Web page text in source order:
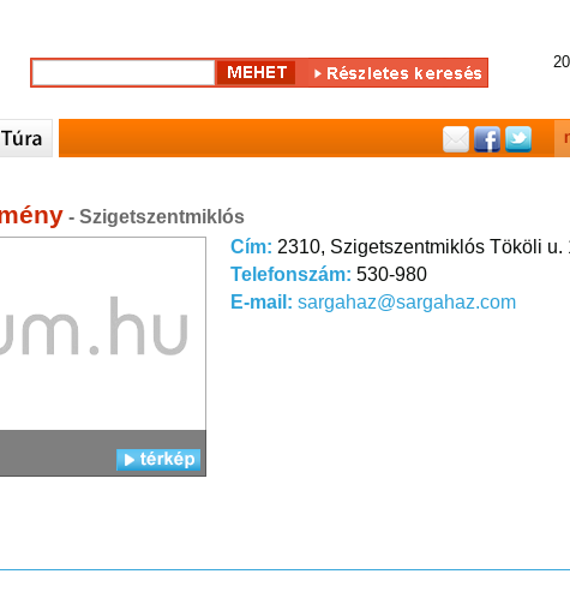
- Szigetszentmiklós
Cím: 2310, Szigetszentmiklós Tököli u.
Telefonszám: 530-980
E-mail: sargahaz@sargahaz.com